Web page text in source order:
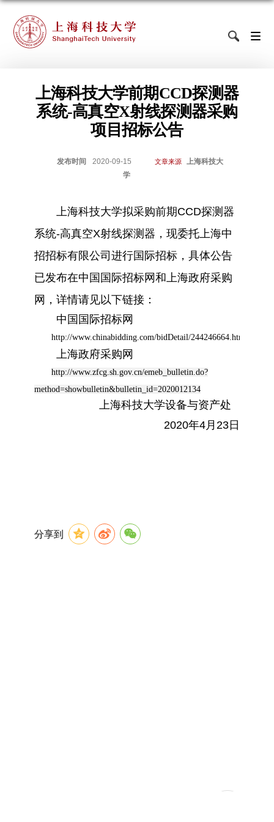
上海科技大学前期CCD探测器
系统-高真空X射线探测器采购
项目招标公告
发布时间 2020-09-15 文章来源
上海科技大
学
上海科技大学拟采购前期CCD探测器
系统-高真空X射线探测器 ，现委托上海中
招招标有限公司 进行国际招标，具体公告
已发布在中国国际招标网和上海政府采购
网，详情请见以下链接：
中国国际招标网
http://www.chinabidding.com/bidDetail/244246664.html
上海政府采购网
http://www.zfcg.sh.gov.cn/emeb_bulletin.do?
method=showbulletin&bulletin_id=2020012134
上海科技大学设备与资产处
2020年4 月 23日
分享到